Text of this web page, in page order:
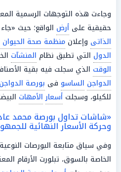
وجاءت هذه التوجهات الرسمية
حقيقية على أرض الواقع؛ حيث
الذاتى وإعلان منظمة صحة الحيوان
الدول التي تطبق نظام المنشآت
الوقت الذي سجلت فيه بقية
الدواجن الساسو فى بورصة الدواجن
للكيلو، وسجلت أسعار الأمهات البيضاء 55
«شاشات تداول بورصة محمد
وحركة الأسعار النهائية
وفي سياق متابعة البورصات
الخاصة بالسوق، تبلورت الأرقام